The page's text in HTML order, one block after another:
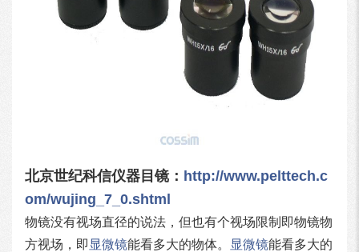
北京世纪科信仪器目镜： http://www.pelttech.c
om/wujing_7_0.shtml
物镜没有视场直径的说法，但也有个视场限制即物镜物
方视场，即 显微镜能看多大的物体。 显微镜能看多大的